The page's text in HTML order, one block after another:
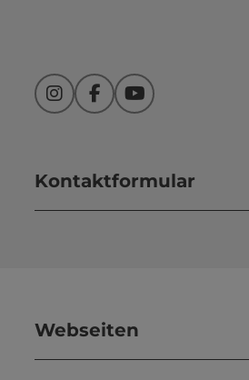
InstagramFacebookYouTube
Kontaktformular
Webseiten